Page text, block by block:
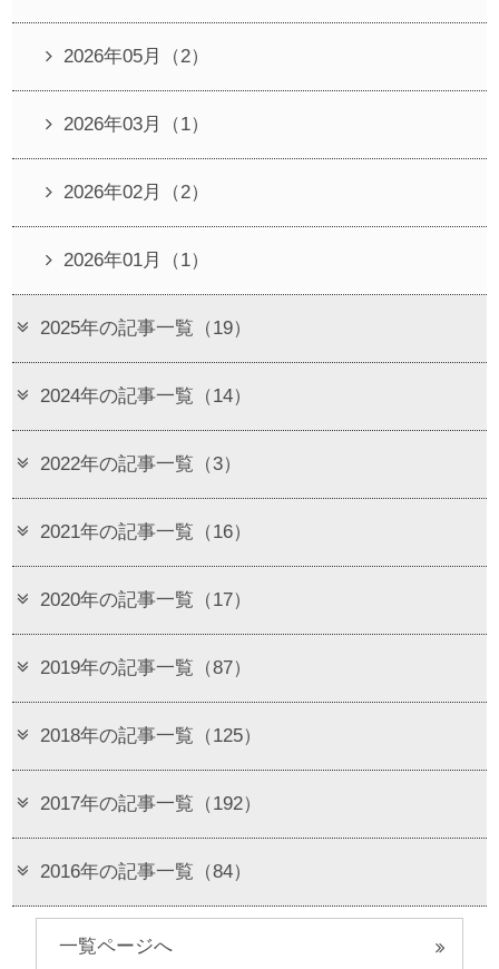
2026年05月（2）
2026年03月（1）
2026年02月（2）
2026年01月（1）
2025年の記事一覧（19）
2024年の記事一覧（14）
2022年の記事一覧（3）
2021年の記事一覧（16）
2020年の記事一覧（17）
2019年の記事一覧（87）
2018年の記事一覧（125）
2017年の記事一覧（192）
2016年の記事一覧（84）
一覧ページへ